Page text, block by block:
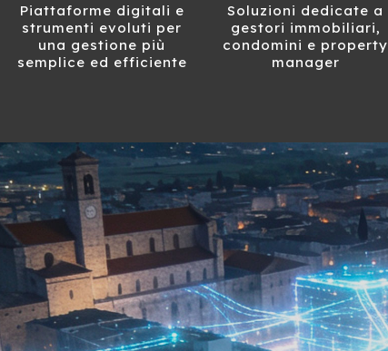
Piattaforme digitali e
strumenti evoluti per
una gestione più
semplice ed efficiente
Soluzioni dedicate a
gestori immobiliari,
condomini e property
manager